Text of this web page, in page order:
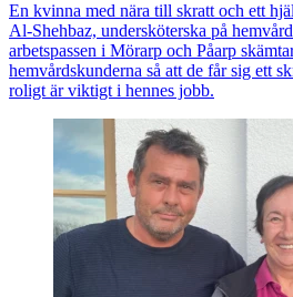
En kvinna med nära till skratt och ett
Al-Shehbaz, undersköterska på
arbetspassen i Mörarp och Påarp
hemvårdskunderna så att de får sig ett
roligt är viktigt i hennes jobb.